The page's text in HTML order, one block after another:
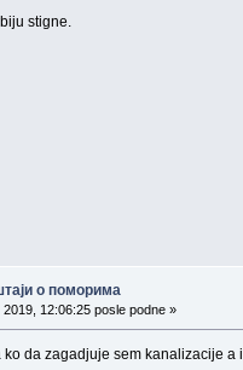
stigne.
о поморима
2019, 12:06:25 posle podne »
da zagadjuje sem kanalizacije a